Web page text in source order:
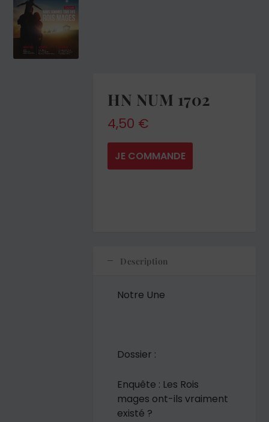
HN NUM 1702
4,50 €
JE COMMANDE
Description
Notre Une
Dossier :
Enquête : Les Rois
mages ont-ils vraiment
existé ?